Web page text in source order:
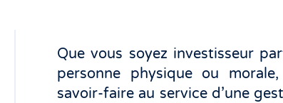
Que vous soyez investisseur
personne physique ou
savoir-faire au service d’une